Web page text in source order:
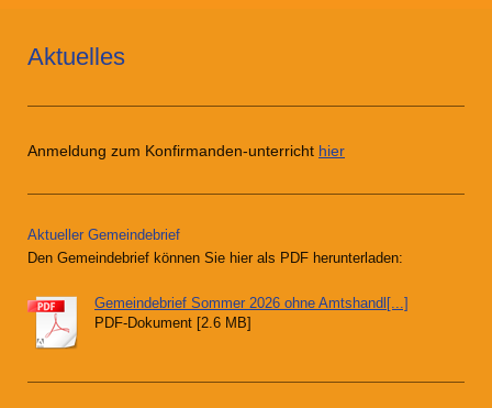
Aktuelles
Anmeldung zum Konfirmanden-unterricht hier
Aktueller Gemeindebrief
Den Gemeindebrief können Sie hier als PDF herunterladen:
Gemeindebrief Sommer 2026 ohne Amtshandl[...]
PDF-Dokument [2.6 MB]